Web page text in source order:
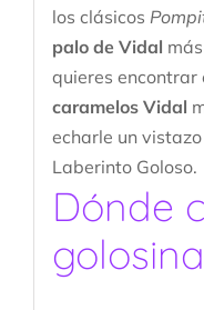
los clásicos
palo de Vidal
quieres encontrar
caramelos Vidal
echarle un
Laberinto Goloso.
Dónde